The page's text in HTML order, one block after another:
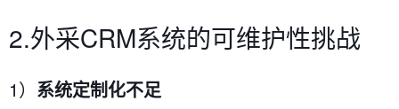
2.外采CRM系统的可维护性挑战
1） 系统定制化不足